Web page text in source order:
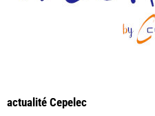
actualité Cepelec